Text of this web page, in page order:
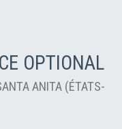
OPTIONAL
ANITA (ÉTATS-